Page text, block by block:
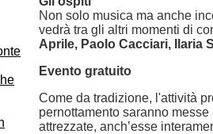
Non solo musica ma anche
vedrà tra gli altri momenti di
Aprile, Paolo Cacciari, Ilaria
Evento gratuito
Come da tradizione, l'attività
pernottamento saranno
attrezzate, anch’esse